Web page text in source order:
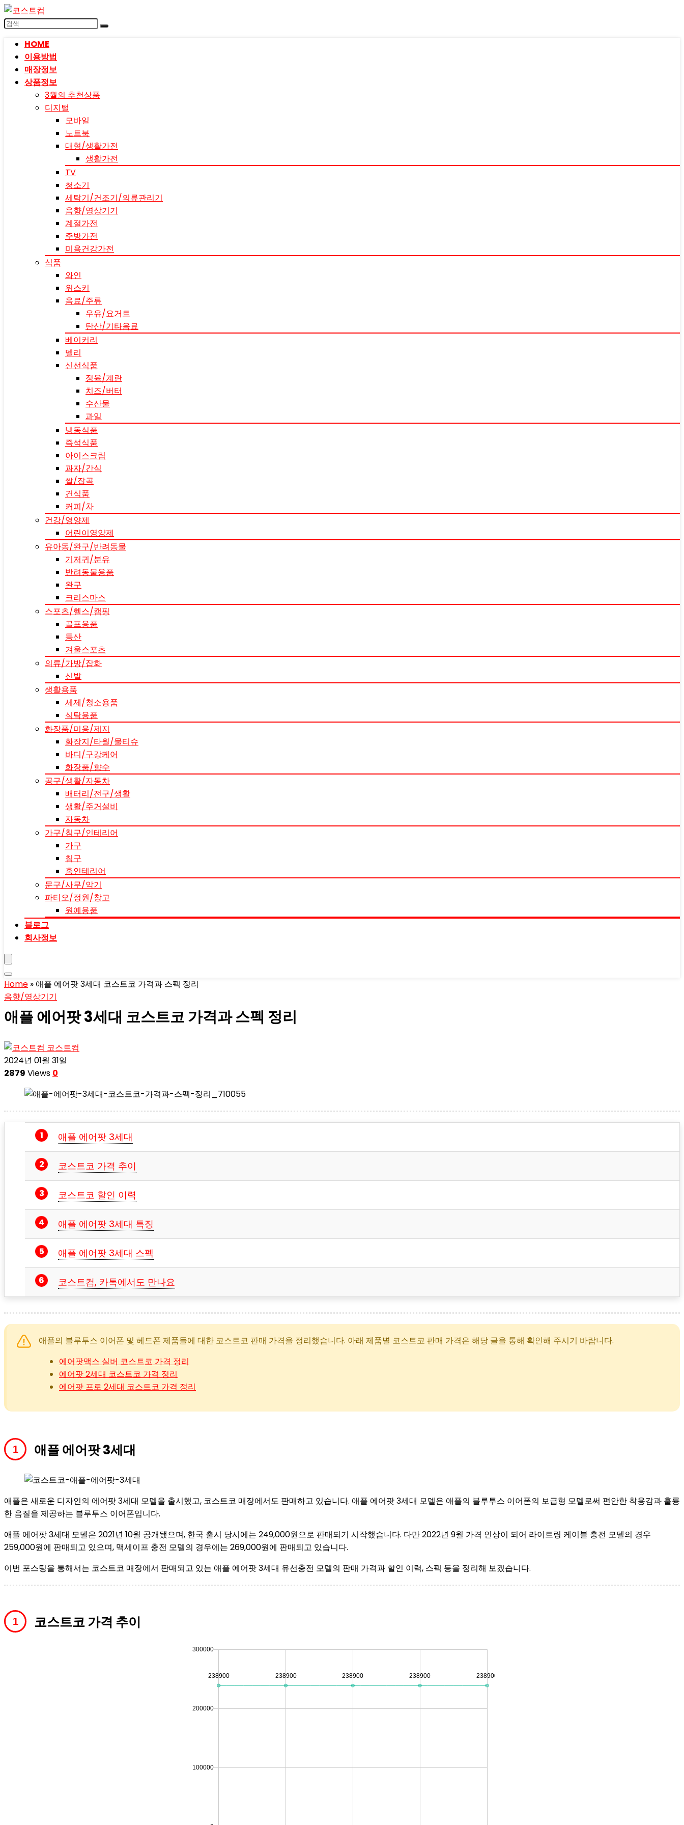
HOME
이용방법
매장정보
상품정보
3월의 추천상품
디지털
모바일
노트북
대형/생활가전
생활가전
TV
청소기
세탁기/건조기/의류관리기
음향/영상기기
계절가전
주방가전
미용건강가전
식품
와인
위스키
음료/주류
우유/요거트
탄산/기타음료
베이커리
델리
신선식품
정육/계란
치즈/버터
수산물
과일
냉동식품
즉석식품
아이스크림
과자/간식
쌀/잡곡
건식품
커피/차
건강/영양제
어린이영양제
유아동/완구/반려동물
기저귀/분유
반려동물용품
완구
크리스마스
스포츠/헬스/캠핑
골프용품
등산
겨울스포츠
의류/가방/잡화
신발
생활용품
세제/청소용품
식탁용품
화장품/미용/제지
화장지/타월/물티슈
바디/구강케어
화장품/향수
공구/생활/자동차
배터리/전구/생활
생활/주거설비
자동차
가구/침구/인테리어
가구
침구
홈인테리어
문구/사무/악기
파티오/정원/창고
원예용품
블로그
회사정보
Home » 애플 에어팟 3세대 코스트코 가격과 스펙 정리
음향/영상기기
애플 에어팟 3세대 코스트코 가격과 스펙 정리
코스트컴
2024년 01월 31일
2879 Views 0
애플 에어팟 3세대
코스트코 가격 추이
코스트코 할인 이력
애플 에어팟 3세대 특징
애플 에어팟 3세대 스펙
코스트컴, 카톡에서도 만나요
애플의 블루투스 이어폰 및 헤드폰 제품들에 대한 코스트코 판매 가격을 정리했습니다. 아래 제품별 코스트코 판매 가격은 해당 글을 통해 확인해 주시기 바랍니다.
에어팟맥스 실버 코스트코 가격 정리
에어팟 2세대 코스트코 가격 정리
에어팟 프로 2세대 코스트코 가격 정리
애플 에어팟 3세대
애플은 새로운 디자인의 에어팟 3세대 모델을 출시했고, 코스트코 매장에서도 판매하고 있습니다. 애플 에어팟 3세대 모델은 애플의 블루투스 이어폰의 보급형 모델로써 편안한 착용감과 훌륭
한 음질을 제공하는 블루투스 이어폰입니다.
애플 에어팟 3세대 모델은 2021년 10월 공개됐으며, 한국 출시 당시에는 249,000원으로 판매되기 시작했습니다. 다만 2022년 9월 가격 인상이 되어 라이트링 케이블 충전 모델의 경우
259,000원에 판매되고 있으며, 맥세이프 충전 모델의 경우에는 269,000원에 판매되고 있습니다.
이번 포스팅을 통해서는 코스트코 매장에서 판매되고 있는 애플 에어팟 3세대 유선충전 모델의 판매 가격과 할인 이력, 스펙 등을 정리해 보겠습니다.
코스트코 가격 추이